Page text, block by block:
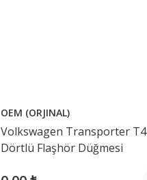
OEM (ORJINAL)
Volkswagen Transporter T4
Dörtlü Flaşhör Düğmesi